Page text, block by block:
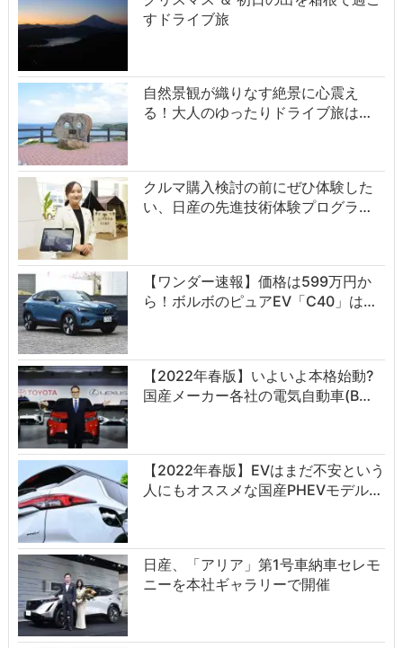
すドライブ旅
自然景観が織りなす絶景に心震え
る！大人のゆったりドライブ旅は…
クルマ購入検討の前にぜひ体験した
い、日産の先進技術体験プログラ…
【ワンダー速報】価格は599万円か
ら！ボルボのピュアEV「C40」は…
【2022年春版】いよいよ本格始動?
国産メーカー各社の電気自動車(B…
【2022年春版】EVはまだ不安という
人にもオススメな国産PHEVモデル…
日産、「アリア」第1号車納車セレモ
ニーを本社ギャラリーで開催